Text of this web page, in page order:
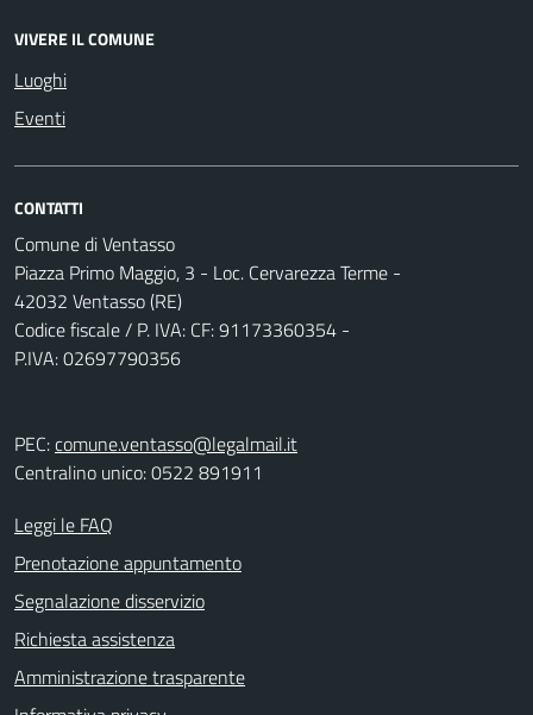
VIVERE IL COMUNE
Luoghi
Eventi
CONTATTI
Comune di Ventasso
Piazza Primo Maggio, 3 - Loc. Cervarezza Terme -
42032 Ventasso (RE)
Codice fiscale / P. IVA: CF: 91173360354 -
P.IVA: 02697790356
PEC:comune.ventasso@legalmail.it
Centralino unico: 0522 891911
Leggi le FAQ
Prenotazione appuntamento
Segnalazione disservizio
Richiesta assistenza
Amministrazione trasparente